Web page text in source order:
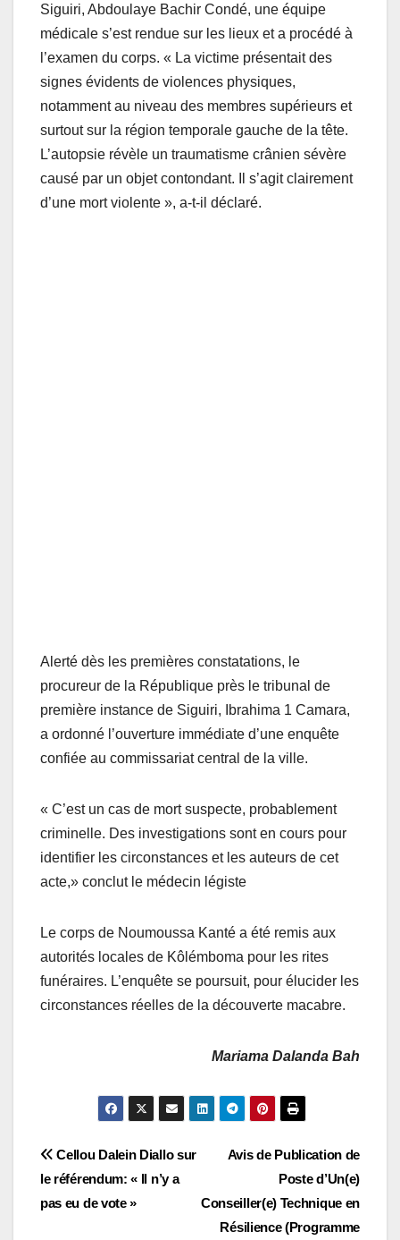
Siguiri, Abdoulaye Bachir Condé, une équipe
médicale s’est rendue sur les lieux et a procédé à
l’examen du corps. « La victime présentait des
signes évidents de violences physiques,
notamment au niveau des membres supérieurs et
surtout sur la région temporale gauche de la tête.
L’autopsie révèle un traumatisme crânien sévère
causé par un objet contondant. Il s’agit clairement
d’une mort violente », a-t-il déclaré.
Alerté dès les premières constatations, le
procureur de la République près le tribunal de
première instance de Siguiri, Ibrahima 1 Camara,
a ordonné l’ouverture immédiate d’une enquête
confiée au commissariat central de la ville.
« C’est un cas de mort suspecte, probablement
criminelle. Des investigations sont en cours pour
identifier les circonstances et les auteurs de cet
acte,» conclut le médecin légiste
Le corps de Noumoussa Kanté a été remis aux
autorités locales de Kôlémboma pour les rites
funéraires. L’enquête se poursuit, pour élucider les
circonstances réelles de la découverte macabre.
Mariama Dalanda Bah
Navigation
de
Avis de Publication de
Poste d’Un(e)
Conseiller(e) Technique en
Résilience (Programme
Cellou Dalein Diallo sur
le référendum: « Il n’y a
pas eu de vote »